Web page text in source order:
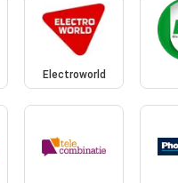
Electroworld